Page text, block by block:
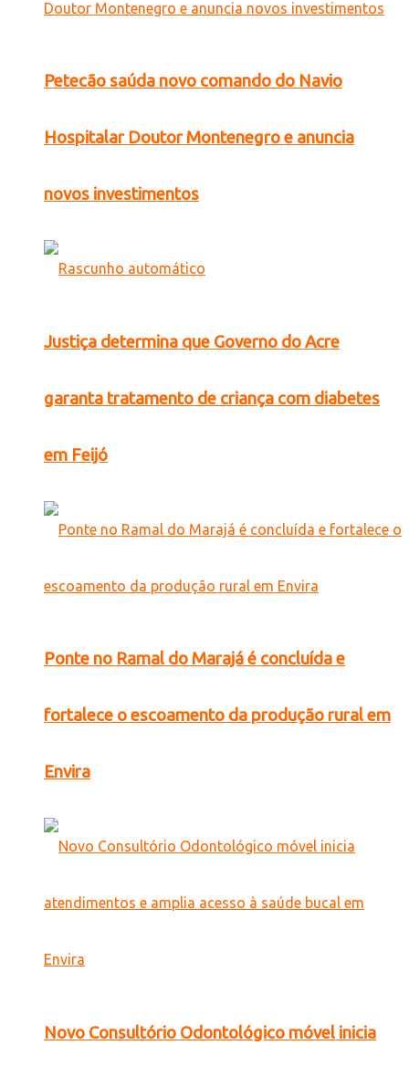
Petecão saúda novo comando do Navio
Hospitalar Doutor Montenegro e anuncia
novos investimentos
Justiça determina que Governo do Acre
garanta tratamento de criança com diabetes
em Feijó
Ponte no Ramal do Marajá é concluída e
fortalece o escoamento da produção rural em
Envira
Novo Consultório Odontológico móvel inicia